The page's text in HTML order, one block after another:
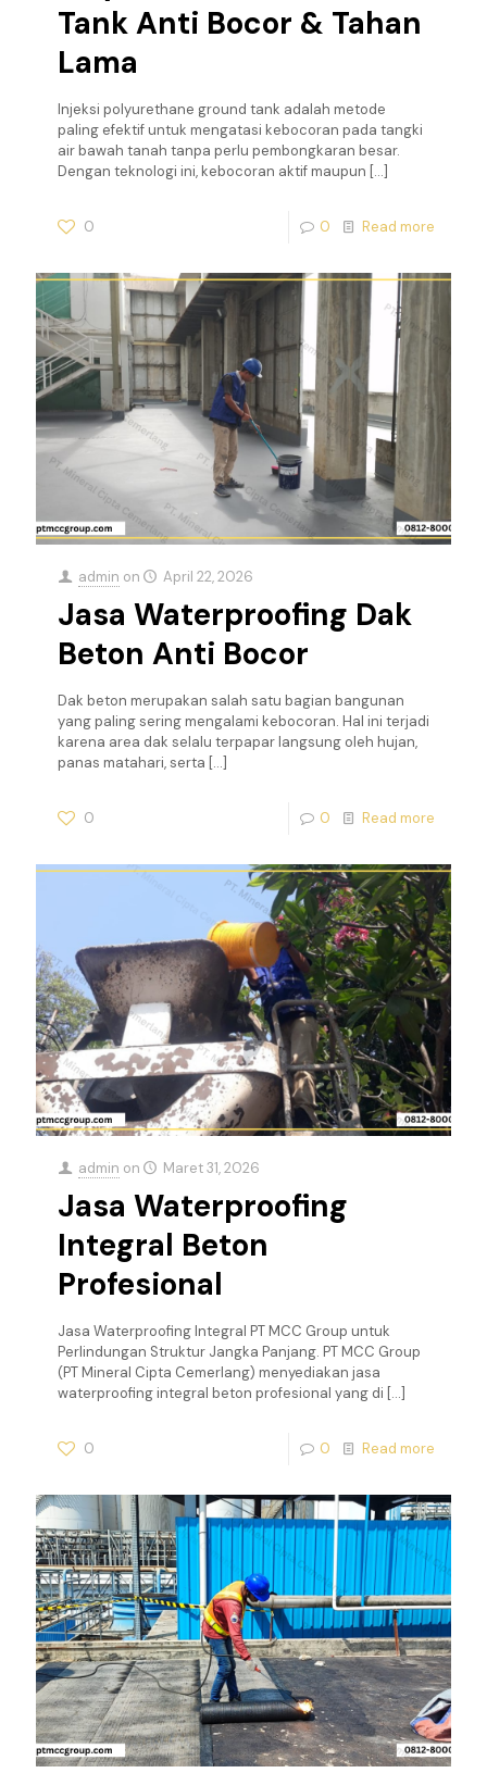
Tank Anti Bocor & Tahan
Lama
Injeksi polyurethane ground tank adalah metode
paling efektif untuk mengatasi kebocoran pada tangki
air bawah tanah tanpa perlu pembongkaran besar.
Dengan teknologi ini, kebocoran aktif maupun […]
0 0 Read more
admin on April 22, 2026
Jasa Waterproofing Dak
Beton Anti Bocor
Dak beton merupakan salah satu bagian bangunan
yang paling sering mengalami kebocoran. Hal ini terjadi
karena area dak selalu terpapar langsung oleh hujan,
panas matahari, serta […]
0 0 Read more
admin on Maret 31, 2026
Jasa Waterproofing
Integral Beton
Profesional
Jasa Waterproofing Integral PT MCC Group untuk
Perlindungan Struktur Jangka Panjang. PT MCC Group
(PT Mineral Cipta Cemerlang) menyediakan jasa
waterproofing integral beton profesional yang di […]
0 0 Read more